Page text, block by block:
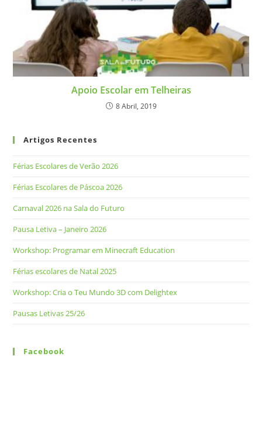
Apoio Escolar em Telheiras
8 Abril, 2019
Artigos Recentes
Férias Escolares de Verão 2026
Férias Escolares de Páscoa 2026
Carnaval 2026 na Sala do Futuro
Pausa Letiva – Janeiro 2026
Workshop: Programar em Minecraft Education
Férias escolares de Natal 2025
Workshop: Cria o Teu Mundo 3D com Delightex
Pausas Letivas 25/26
Facebook